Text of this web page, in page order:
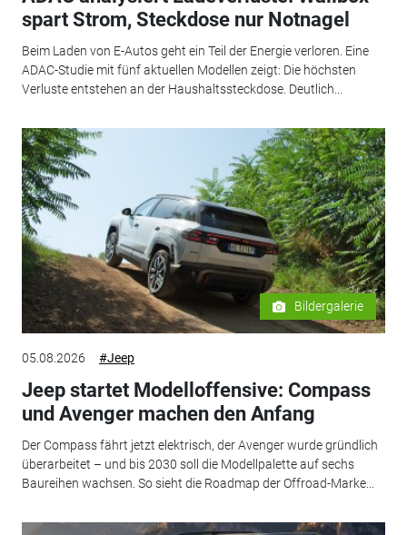
spart Strom, Steckdose nur Notnagel
Beim Laden von E-Autos geht ein Teil der Energie verloren. Eine
ADAC-Studie mit fünf aktuellen Modellen zeigt: Die höchsten
Verluste entstehen an der Haushaltssteckdose. Deutlich...
Bildergalerie
05.08.2026 #Jeep
Jeep startet Modelloffensive: Compass
und Avenger machen den Anfang
Der Compass fährt jetzt elektrisch, der Avenger wurde gründlich
überarbeitet – und bis 2030 soll die Modellpalette auf sechs
Baureihen wachsen. So sieht die Roadmap der Offroad-Marke...